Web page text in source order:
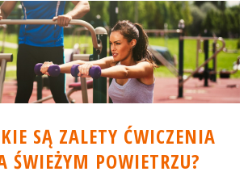
SĄ ZALETY ĆWICZENIA
ŚWIEŻYM POWIETRZU?